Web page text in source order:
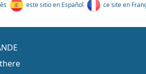
este sitio en Español ce site en